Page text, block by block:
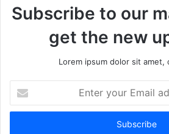
Subscribe to our
get the new
Lorem ipsum dolor sit amet,
your
Email